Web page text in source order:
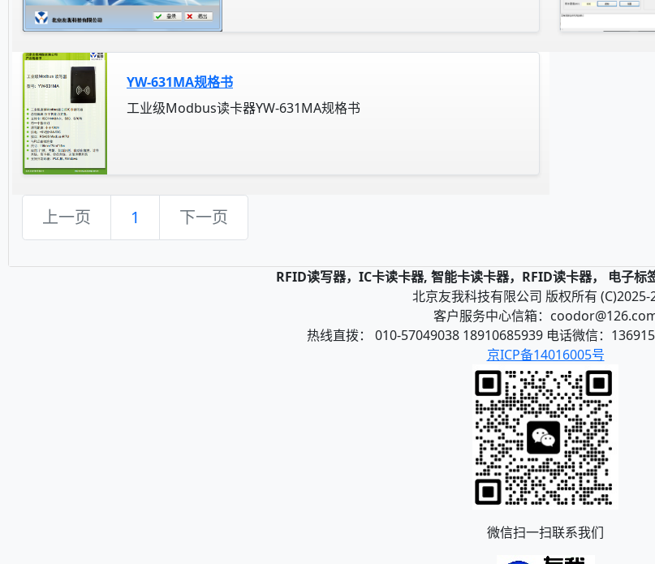
YW-631MA规格书
工业级Modbus读卡器YW-631MA规格书
上一页 1 下一页
RFID读写器，IC卡读卡器, 智能卡读卡器，RFID读卡器， 电子标
北京友我科技有限公司 版权所有 (C)2025-
客户服务中心信箱：
热线直拨： 010-57049038 18910685939 电话微信：
京ICP备14016005号
微信扫一扫联系我们